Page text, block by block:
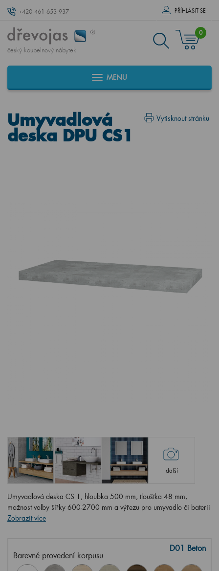
+420 461 653 937 PŘÍHLÁSIT SE
český koupelnový nábytek
0
MENU
Vytisknout stránku
Umyvadlová
deska DPU CS1
další
Umyvadlová deska CS 1, hloubka 500 mm, tloušťka 48 mm,
možnost volby šířky 600-2700 mm a výřezu pro umyvadlo či baterii
Zobrazit více
Barevné provedení korpusu
D01 Beton